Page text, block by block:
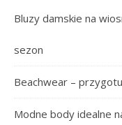
Bluzy damskie na
sezon
Beachwear –
Modne body idealne